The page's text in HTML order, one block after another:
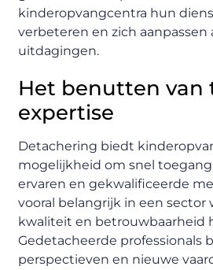
kinderopvangcentra hun
verbeteren en zich aanpassen
uitdagingen.
Het benutten van
expertise
Detachering biedt
mogelijkheid om snel
ervaren en gekwalificeerde
vooral belangrijk in een sector
kwaliteit en betrouwbaarheid
Gedetacheerde professionals
perspectieven en nieuwe